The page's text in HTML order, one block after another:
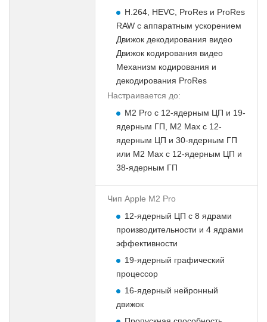
H.264, HEVC, ProRes и ProRes
RAW с аппаратным ускорением
Движок декодирования видео
Движок кодирования видео
Механизм кодирования и
декодирования ProRes
Настраивается до:
M2 Pro с 12-ядерным ЦП и 19-
ядерным ГП, M2 Max с 12-
ядерным ЦП и 30-ядерным ГП
или M2 Max с 12-ядерным ЦП и
38-ядерным ГП
Чип Apple M2 Pro
12-ядерный ЦП с 8 ядрами
производительности и 4 ядрами
эффективности
19-ядерный графический
процессор
16-ядерный нейронный
движок